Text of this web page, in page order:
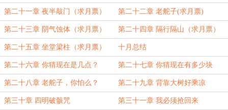
第二十一章 夜半敲门（求月票） 第二十二章 老舵子(求月票)
第二十三章 阴气蚀体（求月票） 第二十四章 隔行隔山（求月票）
第二十五章 坐堂梁柱（求月票） 十月总结
第二十六章 你猜现在是几点？ 第二十七章 你猜现在有多少块
第二十八章 老舵子，你怕么？ 第二十九章 背靠大树好乘凉
第三十章 四明破骸咒 第三十一章 我必须抢回来